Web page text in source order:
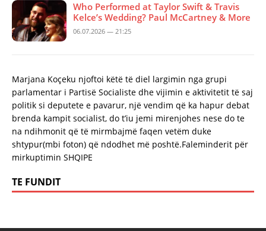
Who Performed at Taylor Swift & Travis
Kelce’s Wedding? Paul McCartney & More
06.07.2026 — 21:25
Marjana Koçeku njoftoi këtë të diel largimin nga grupi
parlamentar i Partisë Socialiste dhe vijimin e aktivitetit të saj
politik si deputete e pavarur, një vendim që ka hapur debat
brenda kampit socialist, do t’iu jemi mirenjohes nese do te
na ndihmonit që të mirmbajmë faqen vetëm duke
shtypur(mbi foton) që ndodhet më poshtë.Faleminderit për
mirkuptimin SHQIPE
TE FUNDIT